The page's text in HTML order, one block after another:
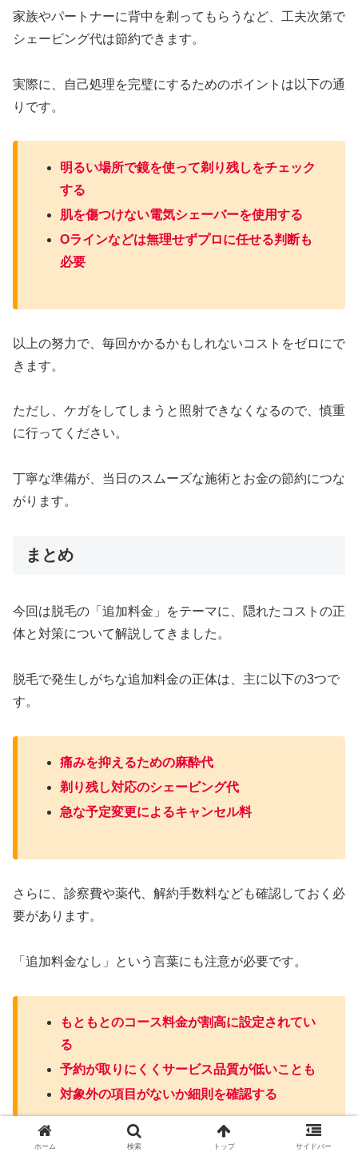
家族やパートナーに背中を剃ってもらうなど、工夫次第で
シェービング代は節約できます。
実際に、自己処理を完璧にするためのポイントは以下の通
りです。
明るい場所で鏡を使って剃り残しをチェック
する
肌を傷つけない電気シェーバーを使用する
Oラインなどは無理せずプロに任せる判断も
必要
以上の努力で、毎回かかるかもしれないコストをゼロにで
きます。
ただし、ケガをしてしまうと照射できなくなるので、慎重
に行ってください。
丁寧な準備が、当日のスムーズな施術とお金の節約につな
がります。
まとめ
今回は脱毛の「追加料金」をテーマに、隠れたコストの正
体と対策について解説してきました。
脱毛で発生しがちな追加料金の正体は、主に以下の3つで
す。
痛みを抑えるための麻酔代
剃り残し対応のシェービング代
急な予定変更によるキャンセル料
さらに、診察費や薬代、解約手数料なども確認しておく必
要があります。
「追加料金なし」という言葉にも注意が必要です。
もともとのコース料金が割高に設定されてい
る
予約が取りにくくサービス品質が低いことも
対象外の項目がないか細則を確認する
ホーム 検索 トップ サイドバー